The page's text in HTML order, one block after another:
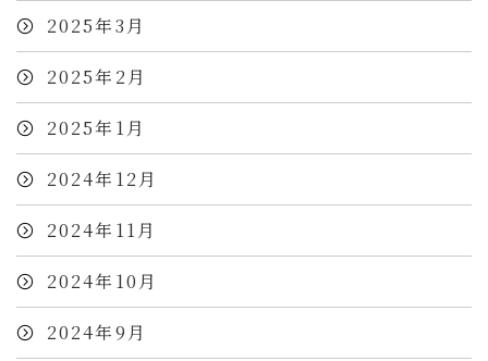
2025年3月
2025年2月
2025年1月
2024年12月
2024年11月
2024年10月
2024年9月